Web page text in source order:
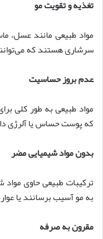
تغذیه و تقویت مو
مواد طبیعی مانند عسل،
سرشاری هستند که
عدم بروز حساسیت
مواد طبیعی به طور کلی
که پوست حساس یا آلرژی
بدون مواد شیمیایی مضر
ترکیبات طبیعی حاوی
به مو آسیب برسانند یا
مقرون به صرفه